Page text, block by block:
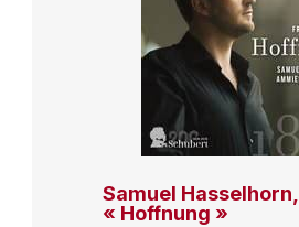
Samuel Hasselhorn,
« Hoffnung »